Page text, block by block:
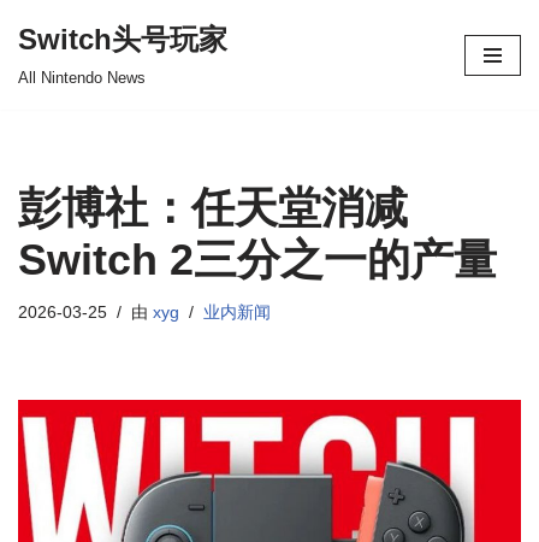
Switch头号玩家
All Nintendo News
彭博社：任天堂消减
Switch 2三分之一的产量
2026-03-25 由 xyg 业内新闻